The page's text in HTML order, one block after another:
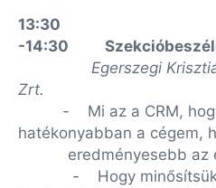
13:30
-14:30
Egerszegi
Zrt.
- Mi az a CRM,
hatékonyabban a cégem,
eredményesebb az
- Hogy minősítsük